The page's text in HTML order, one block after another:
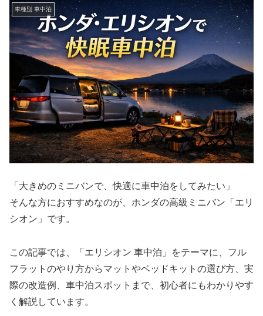
車種別 車中泊
「大きめのミニバンで、快適に車中泊をしてみたい」
そんな方におすすめなのが、ホンダの高級ミニバン「エリ
シオン」です。
この記事では、「エリシオン 車中泊」をテーマに、フル
フラットのやり方からマットやベッドキットの選び方、実
際の改造例、車中泊スポットまで、初心者にもわかりやす
く解説しています。